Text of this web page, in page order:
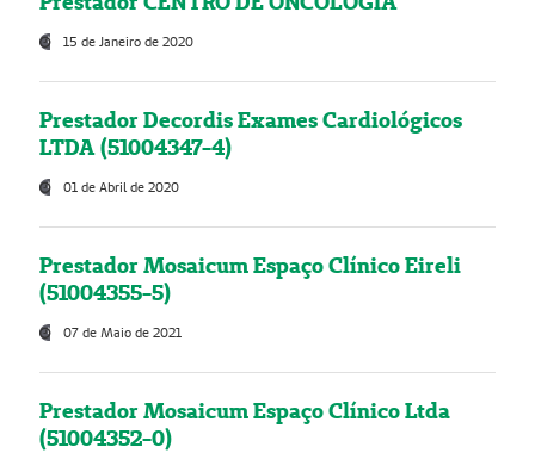
15 de Janeiro de 2020
Prestador Decordis Exames Cardiológicos
LTDA (51004347-4)
01 de Abril de 2020
Prestador Mosaicum Espaço Clínico Eireli
(51004355-5)
07 de Maio de 2021
Prestador Mosaicum Espaço Clínico Ltda
(51004352-0)